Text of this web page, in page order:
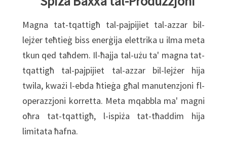
Magna tat-tqattigħ tal-pajpijiet tal-azzar bil-
lejżer teħtieġ biss enerġija elettrika u ilma meta
tkun qed taħdem. Il-ħajja tal-użu ta' magna tat-
tqattigħ tal-pajpijiet tal-azzar bil-lejżer hija
twila, kważi l-ebda ħtieġa għal manutenzjoni fl-
operazzjoni korretta. Meta mqabbla ma' magni
oħra tat-tqattigħ, l-ispiża tat-tħaddim hija
limitata ħafna.